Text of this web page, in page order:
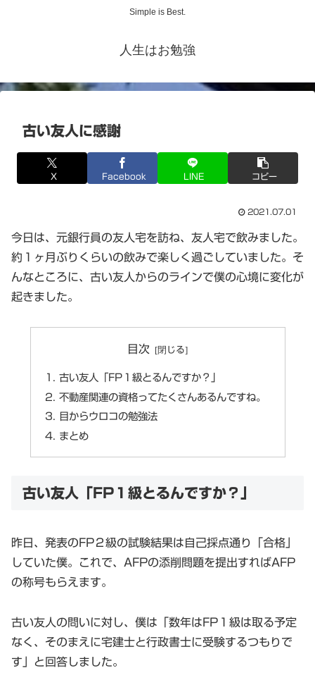
Simple is Best.
人生はお勉強
古い友人に感謝
X Facebook LINE コピー
2021.07.01
今日は、元銀行員の友人宅を訪ね、友人宅で飲みました。
約１ヶ月ぶりくらいの飲みで楽しく過ごしていました。そ
んなところに、古い友人からのラインで僕の心境に変化が
起きました。
目次
古い友人「FP１級とるんですか？」
不動産関連の資格ってたくさんあるんですね。
目からウロコの勉強法
まとめ
古い友人「FP１級とるんですか？」
昨日、発表のFP２級の試験結果は自己採点通り「合格」
していた僕。これで、AFPの添削問題を提出すればAFP
の称号もらえます。
古い友人の問いに対し、僕は「数年はFP１級は取る予定
なく、そのまえに宅建士と行政書士に受験するつもりで
す」と回答しました。